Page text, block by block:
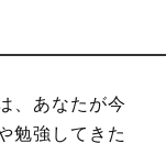
、あなたが今
勉強してきた